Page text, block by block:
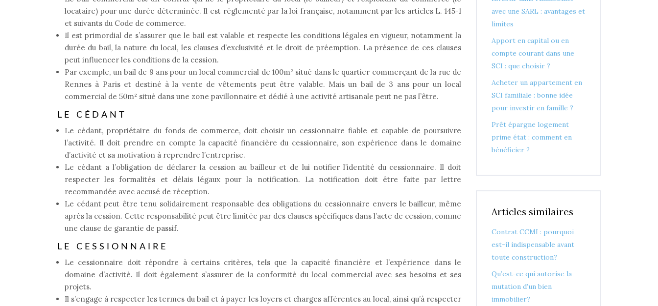
locataire) pour une durée déterminée. Il est réglementé par la loi française, notamment par les articles L. 145-1
et suivants du Code de commerce.
Il est primordial de s’assurer que le bail est valable et respecte les conditions légales en vigueur, notamment la
durée du bail, la nature du local, les clauses d’exclusivité et le droit de préemption. La présence de ces clauses
peut influencer les conditions de la cession.
Par exemple, un bail de 9 ans pour un local commercial de 100m² situé dans le quartier commerçant de la rue de
Rennes à Paris et destiné à la vente de vêtements peut être valable. Mais un bail de 3 ans pour un local
commercial de 50m² situé dans une zone pavillonnaire et dédié à une activité artisanale peut ne pas l’être.
LE CÉDANT
Le cédant, propriétaire du fonds de commerce, doit choisir un cessionnaire fiable et capable de poursuivre
l’activité. Il doit prendre en compte la capacité financière du cessionnaire, son expérience dans le domaine
d’activité et sa motivation à reprendre l’entreprise.
Le cédant a l’obligation de déclarer la cession au bailleur et de lui notifier l’identité du cessionnaire. Il doit
respecter les formalités et délais légaux pour la notification. La notification doit être faite par lettre
recommandée avec accusé de réception.
Le cédant peut être tenu solidairement responsable des obligations du cessionnaire envers le bailleur, même
après la cession. Cette responsabilité peut être limitée par des clauses spécifiques dans l’acte de cession, comme
une clause de garantie de passif.
LE CESSIONNAIRE
Le cessionnaire doit répondre à certains critères, tels que la capacité financière et l’expérience dans le
domaine d’activité. Il doit également s’assurer de la conformité du local commercial avec ses besoins et ses
projets.
Il s’engage à respecter les termes du bail et à payer les loyers et charges afférentes au local, ainsi qu’à respecter
avec une SARL : avantages et
limites
Apport en capital ou en
compte courant dans une
SCI : que choisir ?
Acheter un appartement en
SCI familiale : bonne idée
pour investir en famille ?
Prêt épargne logement
prime état : comment en
bénéficier ?
Articles similaires
Contrat CCMI : pourquoi
est-il indispensable avant
toute construction?
Qu’est-ce qui autorise la
mutation d’un bien
immobilier?